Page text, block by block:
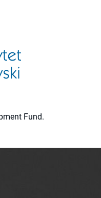
Fund.